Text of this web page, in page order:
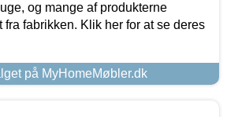
og mange af produkterne
fra fabrikken. Klik her for at se deres
på MyHomeMøbler.dk